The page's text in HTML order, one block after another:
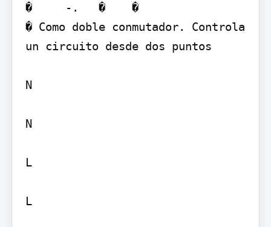
�     -.   �    �
� Como doble conmutador. Controla
un circuito desde dos puntos
N
N
L
L